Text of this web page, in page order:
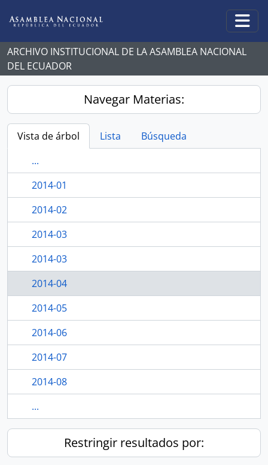
ARCHIVO INSTITUCIONAL DE LA ASAMBLEA NACIONAL
DEL ECUADOR
Navegar Materias:
Vista de árbol Lista
Búsqueda
...
2014-01
2014-02
2014-03
2014-03
2014-04
2014-05
2014-06
2014-07
2014-08
...
Restringir resultados por: